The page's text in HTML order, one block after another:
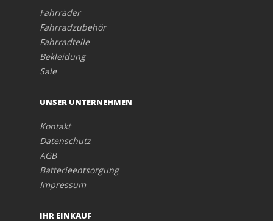
Fahrräder
Fahrradzubehör
Fahrradteile
Bekleidung
Sale
UNSER UNTERNEHMEN
Kontakt
Datenschutz
AGB
Batterieentsorgung
Impressum
IHR EINKAUF